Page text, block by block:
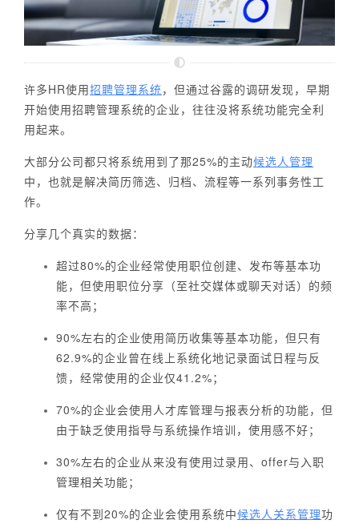
许多HR使用招聘管理系统，但通过谷露的调研发现，早期
开始使用招聘管理系统的企业，往往没将系统功能完全利
用起来。
大部分公司都只将系统用到了那25%的主动候选人管理
中，也就是解决简历筛选、归档、流程等一系列事务性工
作。
分享几个真实的数据：
超过80%的企业经常使用职位创建、发布等基本功
能，但使用职位分享（至社交媒体或聊天对话）的频
率不高；
90%左右的企业使用简历收集等基本功能，但只有
62.9%的企业曾在线上系统化地记录面试日程与反
馈，经常使用的企业仅41.2%；
70%的企业会使用人才库管理与报表分析的功能，但
由于缺乏使用指导与系统操作培训，使用感不好；
30%左右的企业从来没有使用过录用、offer与入职
管理相关功能；
仅有不到20%的企业会使用系统中候选人关系管理功